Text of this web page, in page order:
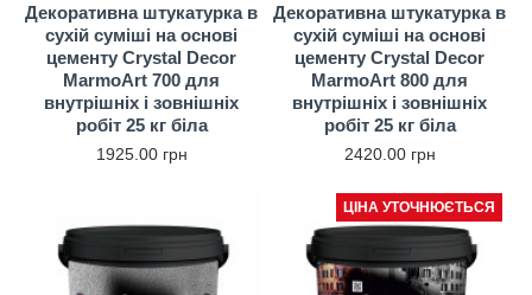
Декоративна штукатурка в
сухій суміші на основі
цементу Crystal Decor
MarmoArt 700 для
внутрішніх і зовнішніх
робіт 25 кг біла
1925.00 грн
Декоративна штукатурка в
сухій суміші на основі
цементу Crystal Decor
MarmoArt 800 для
внутрішніх і зовнішніх
робіт 25 кг біла
2420.00 грн
ЦІНА УТОЧНЮЄТЬСЯ